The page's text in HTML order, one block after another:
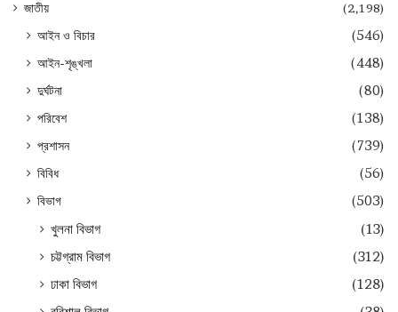
জাতীয় (2,198)
আইন ও বিচার
(546)
আইন-শৃঙ্খলা
(448)
দুর্ঘটনা
(80)
পরিবেশ
(138)
প্রশাসন
(739)
বিবিধ
(56)
বিভাগ
(503)
খুলনা বিভাগ
(13)
চট্টগ্রাম বিভাগ
(312)
ঢাকা বিভাগ
(128)